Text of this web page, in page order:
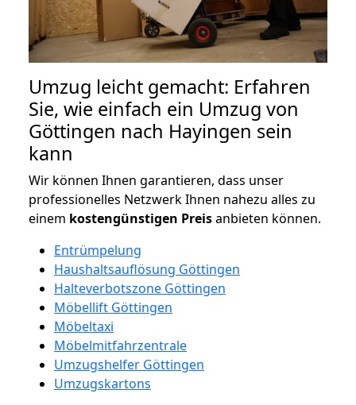
Umzug leicht gemacht: Erfahren
Sie, wie einfach ein Umzug von
Göttingen nach Hayingen sein
kann
Wir können Ihnen garantieren, dass unser
professionelles Netzwerk Ihnen nahezu alles zu
einem kostengünstigen Preisanbieten können.
Entrümpelung
Haushaltsauflösung Göttingen
Halteverbotszone Göttingen
Möbellift Göttingen
Möbeltaxi
Möbelmitfahrzentrale
Umzugshelfer Göttingen
Umzugskartons